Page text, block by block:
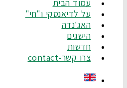
עמוד הבית
על לדיאנסקי ו"חי"
האג׳נדה
הישגים
חדשות
צרו קשר-contact